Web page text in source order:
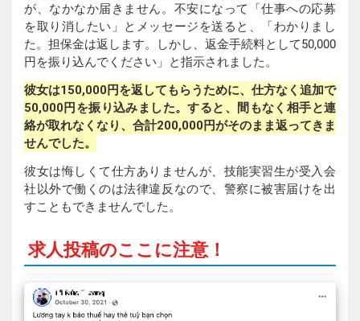
が、なかなか届きません。不安になって「仕事への応募
を取り消したい」とメッセージを送ると、「わかりまし
た。担保金は返します。しかし、返金手続料として50,000
円を振り込んでください」と指示されました。
彼女は150,000円を返してもらうために、仕方なく追加で
50,000円を振り込みました。すると、間もなく相手と連
絡が取れなくなり、合計200,000円がそのまま返ってきま
せんでした。
彼女は悔しくて仕方ありませんが、技能実習生が受入会
社以外で働くのは法律違反なので、警察に被害届けを出
すこともできませんでした。
求人投稿のここに注意！